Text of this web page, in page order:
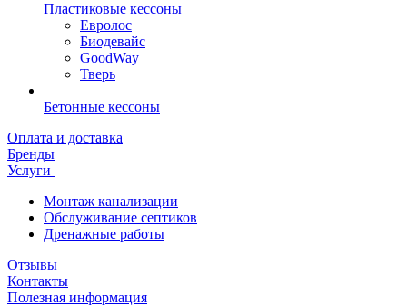
Пластиковые кессоны
Евролос
Биодевайс
GoodWay
Тверь
Бетонные кессоны
Оплата и доставка
Бренды
Услуги
Монтаж канализации
Обслуживание септиков
Дренажные работы
Отзывы
Контакты
Полезная информация